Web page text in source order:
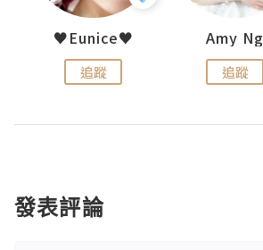
♥Eunice♥
追蹤
Amy Ng
追蹤
發表評論